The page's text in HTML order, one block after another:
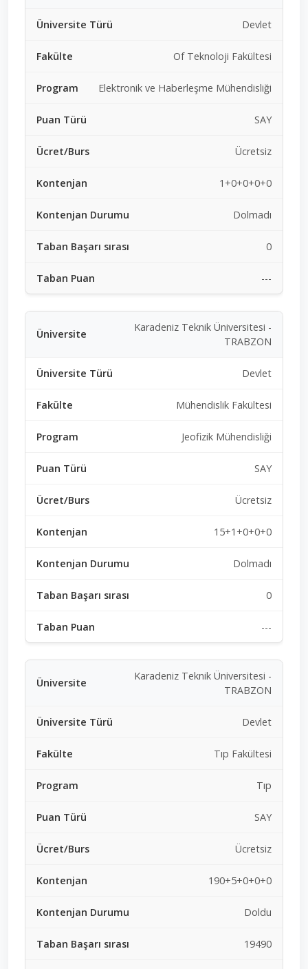
Devlet
Of Teknoloji Fakültesi
Elektronik ve Haberleşme Mühendisliği
SAY
Ücretsiz
1+0+0+0+0
Dolmadı
0
---
Karadeniz Teknik Üniversitesi -
TRABZON
Devlet
Mühendislik Fakültesi
Jeofizik Mühendisliği
SAY
Ücretsiz
15+1+0+0+0
Dolmadı
0
---
Karadeniz Teknik Üniversitesi -
TRABZON
Devlet
Tıp Fakültesi
Tıp
SAY
Ücretsiz
190+5+0+0+0
Doldu
19490